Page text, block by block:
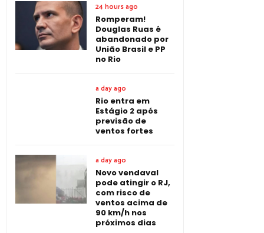
24 hours ago
Romperam!
Douglas Ruas é
abandonado por
União Brasil e PP
no Rio
a day ago
Rio entra em
Estágio 2 após
previsão de
ventos fortes
a day ago
Novo vendaval
pode atingir o RJ,
com risco de
ventos acima de
90 km/h nos
próximos dias